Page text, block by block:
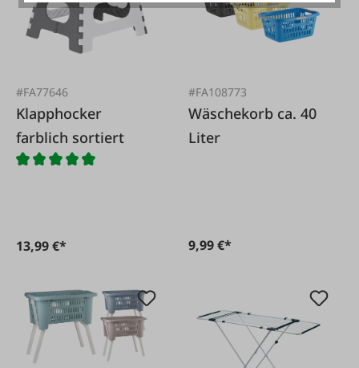
#FA77646
Klapphocker
farblich sortiert
13,99 €*
#FA108773
Wäschekorb ca. 40
Liter
9,99 €*